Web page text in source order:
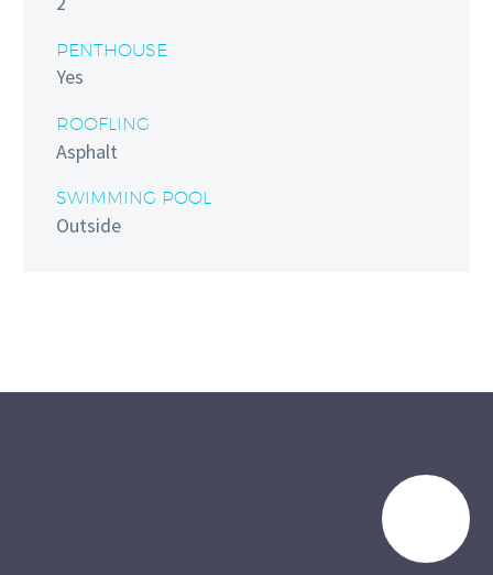
PENTHOUSE
Yes
ROOFLING
Asphalt
SWIMMING POOL
Outside